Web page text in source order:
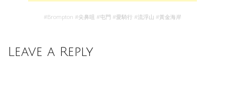
#Brompton #尖鼻咀 #屯門 #愛騎行 #流浮山 #黃金海岸
Leave a Reply